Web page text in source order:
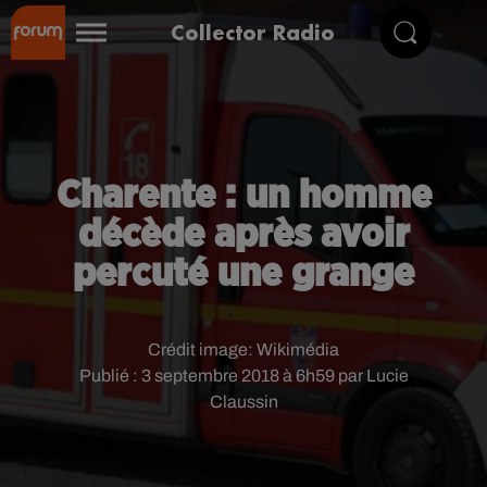
Collector Radio
Charente : un homme
décède après avoir
percuté une grange
Publié : 3 septembre 2018 à 6h59 par Lucie
Claussin
Crédit image: Wikimédia